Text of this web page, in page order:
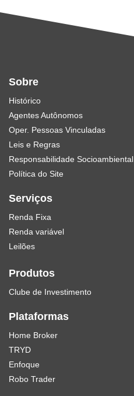
Sobre
Histórico
Agentes Autônomos
Oper. Pessoas Vinculadas
Leis e Regras
Responsabilidade Socioambiental
Política do Site
Serviços
Renda Fixa
Renda variável
Leilões
Produtos
Clube de Investimento
Plataformas
Home Broker
TRYD
Enfoque
Robo Trader